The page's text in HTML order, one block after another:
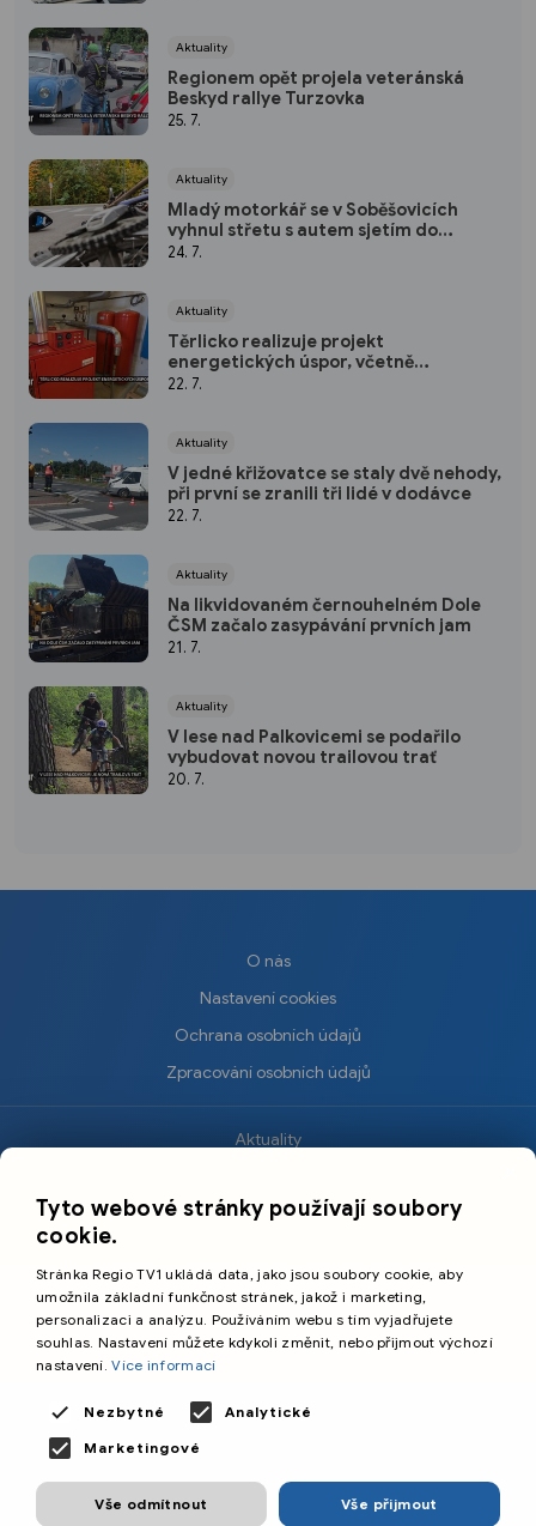
Aktuality
Regionem opět projela veteránská
Beskyd rallye Turzovka
25. 7.
Aktuality
Mladý motorkář se v Soběšovicích
vyhnul střetu s autem sjetím do
příkopu, spolujezdec se zranil
24. 7.
Aktuality
Těrlicko realizuje projekt
energetických úspor, včetně
modernizace zastaralých kotelen
22. 7.
Aktuality
V jedné křižovatce se staly dvě nehody,
při první se zranili tři lidé v dodávce
22. 7.
Aktuality
Na likvidovaném černouhelném Dole
ČSM začalo zasypávání prvních jam
21. 7.
Aktuality
V lese nad Palkovicemi se podařilo
vybudovat novou trailovou trať
20. 7.
O nás
Nastavení cookies
Ochrana osobních údajů
Zpracování osobních údajů
Aktuality
Sport
Cestování
©️
Primetime Media s.r.o.
Tyto webové stránky používají soubory
cookie.
Stránka Regio TV1 ukládá data, jako jsou soubory cookie, aby
umožnila základní funkčnost stránek, jakož i marketing,
personalizaci a analýzu. Používáním webu s tím vyjadřujete
souhlas. Nastavení můžete kdykoli změnit, nebo přijmout výchozí
nastavení.Více informací
Nezbytné
Analytické
Marketingové
Vše přijmout
Vše odmítnout